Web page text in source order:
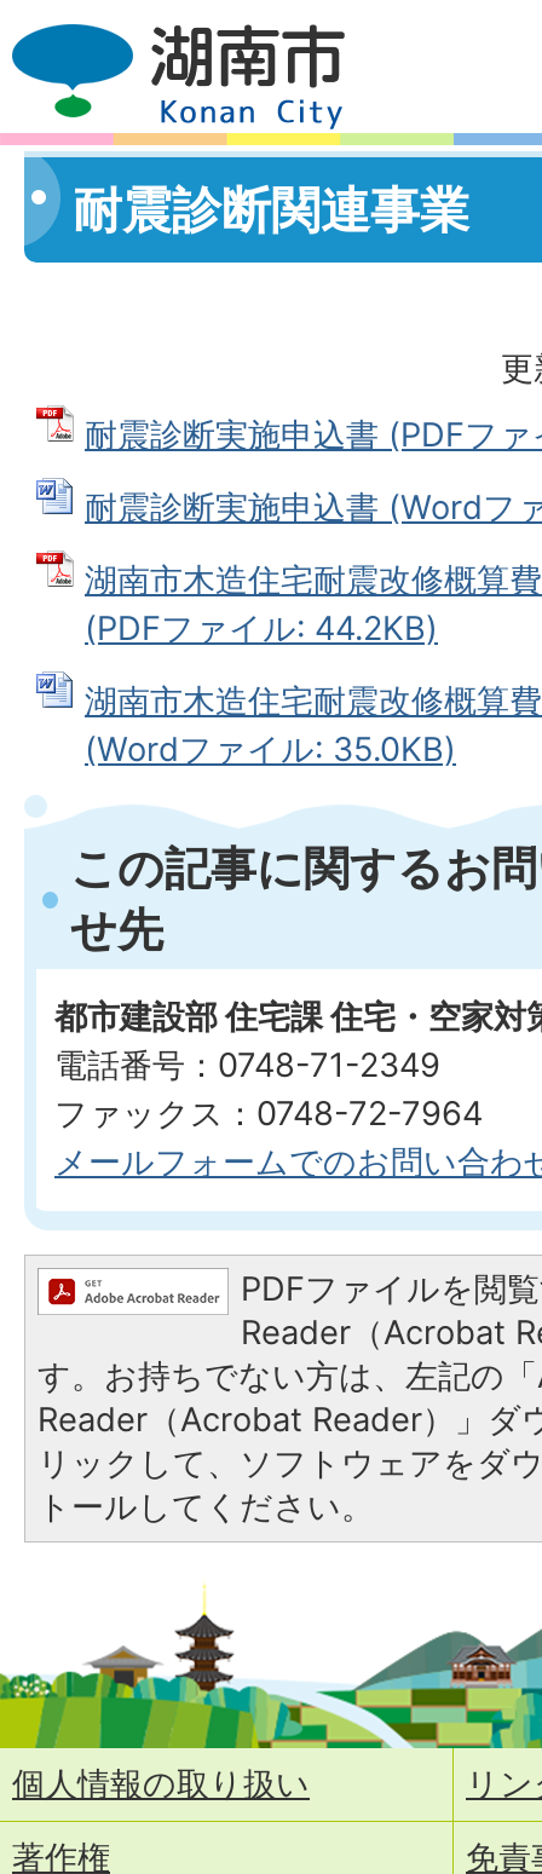
耐震診断関連事業
耐震診断実施申込書 (PDFフ
耐震診断実施申込書 (Wordフ
湖南市木造住宅耐震改修概算
(PDFファイル: 44.2KB)
湖南市木造住宅耐震改修概算
(Wordファイル: 35.0KB)
この記事に関するお
せ先
都市建設部 住宅課 住宅・空家対
電話番号：0748-71-2349
ファックス：0748-72-7964
メールフォームでのお問い合わ
PDFファイルを閲
Reader（Acrobat
す。お持ちでない方は、左記の
Reader（Acrobat Reader）」ダ
リックして、ソフトウェアをダ
トールしてください。
個人情報の取り扱い
リ
著作権
免責